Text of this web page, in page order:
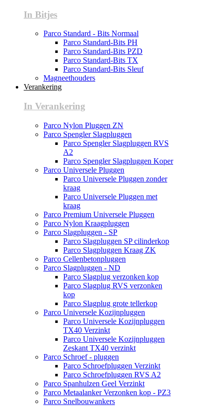
In Bitjes
Parco Standard - Bits Normaal
Parco Standard-Bits PH
Parco Standard-Bits PZD
Parco Standard-Bits TX
Parco Standard-Bits Sleuf
Magneethouders
Verankering
In Verankering
Parco Nylon Pluggen ZN
Parco Spengler Slagpluggen
Parco Spengler Slagpluggen RVS
A2
Parco Spengler Slagpluggen Koper
Parco Universele Pluggen
Parco Universele Pluggen zonder
kraag
Parco Universele Pluggen met
kraag
Parco Premium Universele Pluggen
Parco Nylon Kraagpluggen
Parco Slagpluggen - SP
Parco Slagpluggen SP cilinderkop
Parco Slagpluggen Kraag ZK
Parco Cellenbetonpluggen
Parco Slagpluggen - ND
Parco Slagplug verzonken kop
Parco Slagplug RVS verzonken
kop
Parco Slagplug grote tellerkop
Parco Universele Kozijnpluggen
Parco Universele Kozijnpluggen
TX40 Verzinkt
Parco Universele Kozijnpluggen
Zeskant TX40 verzinkt
Parco Schroef - pluggen
Parco Schroefpluggen Verzinkt
Parco Schroefpluggen RVS A2
Parco Spanhulzen Geel Verzinkt
Parco Metaalanker Verzonken kop - PZ3
Parco Snelbouwankers